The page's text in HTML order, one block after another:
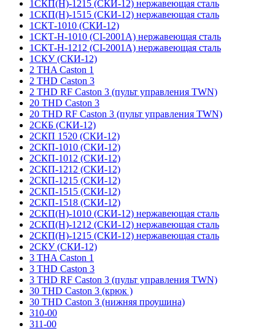
1СКП(Н)-1215 (СКИ-12) нержавеющая сталь
1СКП(Н)-1515 (СКИ-12) нержавеющая сталь
1СКТ-1010 (СКИ-12)
1СКТ-Н-1010 (CI-2001A) нержавеющая сталь
1СКТ-Н-1212 (CI-2001A) нержавеющая сталь
1СКУ (СКИ-12)
2 THA Caston 1
2 THD Caston 3
2 THD RF Caston 3 (пульт управления TWN)
20 THD Caston 3
20 THD RF Caston 3 (пульт управления TWN)
2СКБ (СКИ-12)
2СКП 1520 (СКИ-12)
2СКП-1010 (СКИ-12)
2СКП-1012 (СКИ-12)
2СКП-1212 (СКИ-12)
2СКП-1215 (СКИ-12)
2СКП-1515 (СКИ-12)
2СКП-1518 (СКИ-12)
2СКП(Н)-1010 (СКИ-12) нержавеющая сталь
2СКП(Н)-1212 (СКИ-12) нержавеющая сталь
2СКП(Н)-1215 (СКИ-12) нержавеющая сталь
2СКУ (СКИ-12)
3 THA Caston 1
3 THD Caston 3
3 THD RF Caston 3 (пульт управления TWN)
30 THD Caston 3 (крюк )
30 THD Caston 3 (нижняя проушина)
310-00
311-00